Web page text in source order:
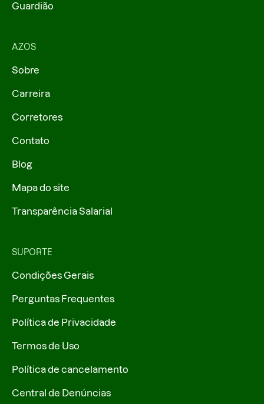
Guardião
AZOS
Sobre
Carreira
Corretores
Contato
Blog
Mapa do site
Transparência Salarial
SUPORTE
Condições Gerais
Perguntas Frequentes
Política de Privacidade
Termos de Uso
Política de cancelamento
Central de Denúncias